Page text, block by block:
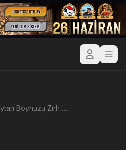
Metin2 Şeytan Boynuzu Zırh üretim rehberi: Metin2 Şeytan Boynuzu Zırh nasıl elde edilir, Şeytan Boynuzu Zırh zırh düşürmek için gereken bilgiler.